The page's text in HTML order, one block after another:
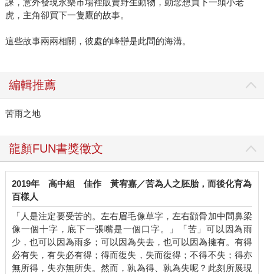
課，意外發現永樂市場裡販賣野生動物，動念想買下一頭小老
虎，主角卻買下一隻鷹的故事。
這些故事兩兩相關，彼處的峰巒是此間的海溝。
編輯推薦
苦雨之地
龍顏FUN書獎徵文
2019年 高中組 佳作 黃宥嘉／苦為人之胚胎，而後化育為
百樣人
「人是注定要受苦的。左右眉毛像草字，左右顴骨加中間鼻梁
像一個十字，底下一張嘴是一個口字。」「苦」可以因為雨
少，也可以因為雨多；可以因為失去，也可以因為擁有。有得
必有失，有失必有得；得而復失，失而復得；不得不失；得亦
無所得，失亦無所失。然而，孰為得、孰為失呢？此刻所展現